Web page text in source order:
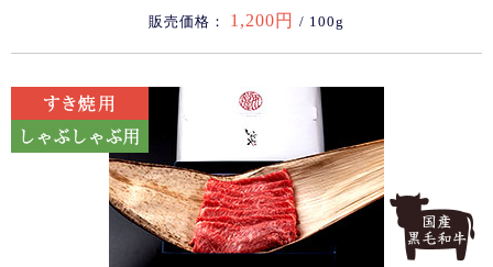
販売価格： 1,200円 / 100g